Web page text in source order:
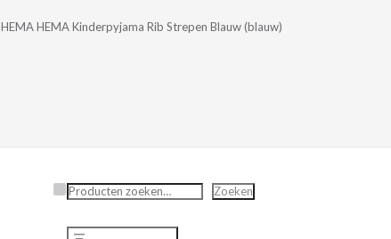
HEMA HEMA Kinderpyjama Rib Strepen Blauw (blauw)
Zoeken Zoeken